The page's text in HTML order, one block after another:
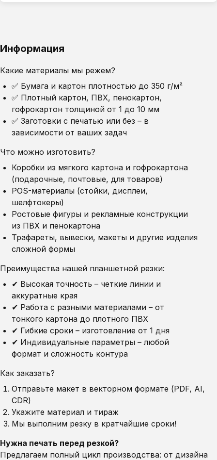
Информация
Какие материалы мы режем?
✅ Бумага и картон плотностью до 350 г/м²
✅ Плотный картон, ПВХ, пенокартон,
гофрокартон толщиной от 1 до 10 мм
✅ Заготовки с печатью или без – в
зависимости от ваших задач
Что можно изготовить?
Коробки из мягкого картона и гофрокартона
(подарочные, почтовые, для товаров)
POS-материалы (стойки, дисплеи,
шелфтокеры)
Ростовые фигуры и рекламные конструкции
из ПВХ и пенокартона
Трафареты, вывески, макеты и другие изделия
сложной формы
Преимущества нашей планшетной резки:
✔ Высокая точность – четкие линии и
аккуратные края
✔ Работа с разными материалами – от
тонкого картона до плотного ПВХ
✔ Гибкие сроки – изготовление от 1 дня
✔ Индивидуальные параметры – любой
формат и сложность контура
Как заказать?
Отправьте макет в векторном формате (PDF, AI,
CDR)
Укажите материал и тираж
Мы выполним резку в кратчайшие сроки!
Нужна печать перед резкой?
Предлагаем полный цикл производства: от дизайна